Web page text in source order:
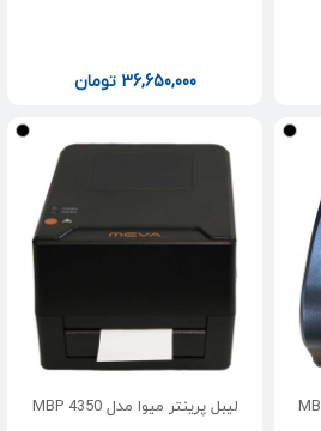
36,650,000 تومان
لیبل پرینتر میوا مدل MBP 4350